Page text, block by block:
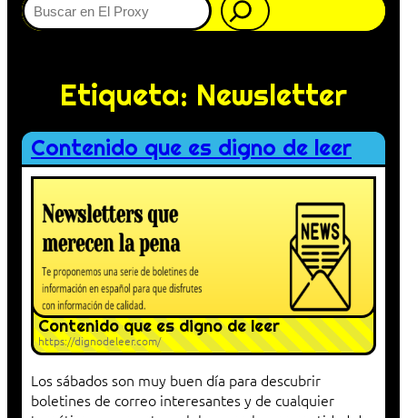
Etiqueta: Newsletter
Contenido que es digno de leer
Contenido que es digno de leer
https://dignodeleer.com/
Los sábados son muy buen día para descubrir
boletines de correo interesantes y de cualquier